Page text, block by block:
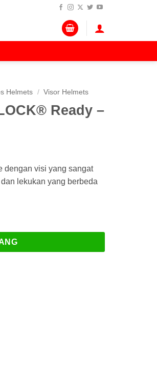
Helmets / Visor Helmets
Ready –
dengan visi yang sangat
lekukan yang berbeda